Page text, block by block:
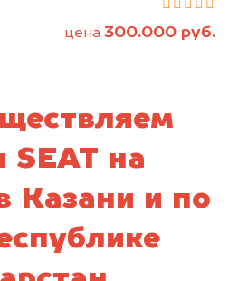
цена 300.000 руб.
SEAT на
Казани и по